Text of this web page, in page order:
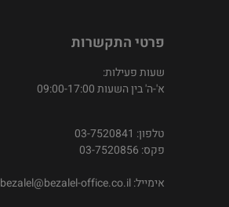
פרטי התקשרות
שעות פעילות:
א'-ה' בין השעות 09:00-17:00
טלפון: 03-7520841
פקס: 03-7520856
אימייל:bezalel@bezalel-office.co.il